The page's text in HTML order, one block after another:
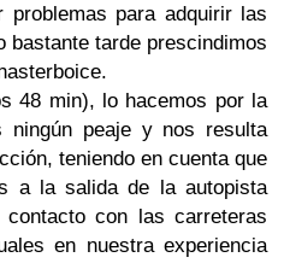
problemas para adquirir las
bastante tarde prescindimos
48 min), lo hacemos por la
ningún peaje y nos resulta
teniendo en cuenta que
a la salida de la autopista
con las carreteras
en nuestra experiencia